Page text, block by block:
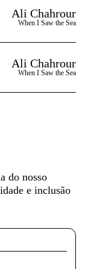
Ali Chahrour
When I Saw the Sea
Ali Chahrour
When I Saw the Sea
do nosso
e inclusão